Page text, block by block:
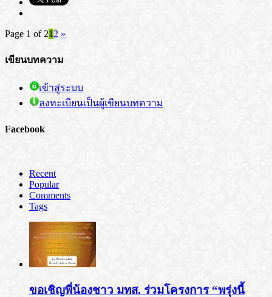
Page 1 of 21 2 »
เขียนบทความ
เข้าสู่ระบบ
ลงทะเบียนเป็นผู้เขียนบทความ
Facebook
Recent
Popular
Comments
Tags
ขอเชิญพี่น้องชาว มทส. ร่วมโครงการ “พรุ่งนี้